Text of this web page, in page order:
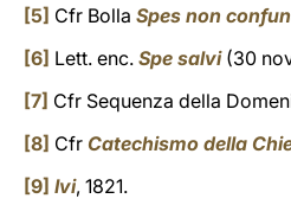
[5] Cfr Bolla Spes non
[6] Lett. enc. Spe salvi(30
[7] Cfr Sequenza della
[8] Cfr Catechismo della
[9] Ivi, 1821.